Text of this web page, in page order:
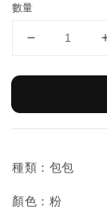
數量
種類：包包
顏色：粉